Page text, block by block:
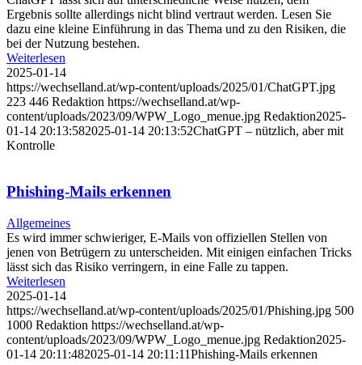
Ergebnis sollte allerdings nicht blind vertraut werden. Lesen Sie
dazu eine kleine Einführung in das Thema und zu den Risiken, die
bei der Nutzung bestehen.
Weiterlesen
2025-01-14
https://wechselland.at/wp-content/uploads/2025/01/ChatGPT.jpg
223 446 Redaktion https://wechselland.at/wp-
content/uploads/2023/09/WPW_Logo_menue.jpg Redaktion2025-
01-14 20:13:582025-01-14 20:13:52ChatGPT – nützlich, aber mit
Kontrolle
Phishing-Mails erkennen
Allgemeines
Es wird immer schwieriger, E-Mails von offiziellen Stellen von
jenen von Betrügern zu unterscheiden. Mit einigen einfachen Tricks
lässt sich das Risiko verringern, in eine Falle zu tappen.
Weiterlesen
2025-01-14
https://wechselland.at/wp-content/uploads/2025/01/Phishing.jpg 500
1000 Redaktion https://wechselland.at/wp-
content/uploads/2023/09/WPW_Logo_menue.jpg Redaktion2025-
01-14 20:11:482025-01-14 20:11:11Phishing-Mails erkennen